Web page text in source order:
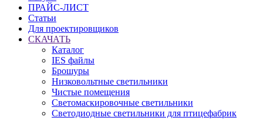
ПРАЙС-ЛИСТ
Статьи
Для проектировщиков
СКАЧАТЬ
Каталог
IES файлы
Брошуры
Низковольтные светильники
Чистые помещения
Светомаскировочные светильники
Светодиодные светильники для птицефабрик